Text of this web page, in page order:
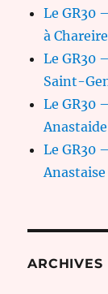
Le GR30
à Chareire
Le GR30
Saint-
Le GR30
Le GR30
Anastaise
ARCHIVES